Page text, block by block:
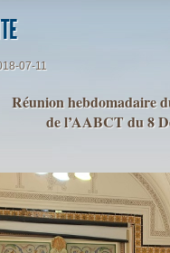
07-11
Réunion hebdomadaire
de l’AABCT du 8